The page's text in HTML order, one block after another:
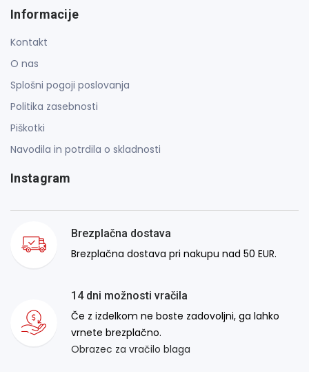
Informacije
Kontakt
O nas
Splošni pogoji poslovanja
Politika zasebnosti
Piškotki
Navodila in potrdila o skladnosti
Instagram
Brezplačna dostava
Brezplačna dostava pri nakupu nad 50 EUR.
14 dni možnosti vračila
Če z izdelkom ne boste zadovoljni, ga lahko
vrnete brezplačno.
Obrazec za vračilo blaga